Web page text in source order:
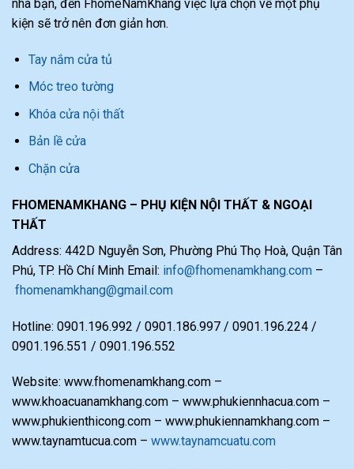
nhà bạn, đến FhomeNamKhang việc lựa chọn về một phụ
kiện sẽ trở nên đơn giản hơn.
Tay nắm cửa tủ
Móc treo tường
Khóa cửa nội thất
Bản lề cửa
Chặn cửa
FHOMENAMKHANG – PHỤ KIỆN NỘI THẤT & NGOẠI
THẤT
Address: 442D Nguyễn Sơn, Phường Phú Thọ Hoà, Quận Tân
Phú, TP. Hồ Chí Minh Email: info@fhomenamkhang.com –
fhomenamkhang@gmail.com
Hotline: 0901.196.992 / 0901.186.997 / 0901.196.224 /
0901.196.551 / 0901.196.552
Website: www.fhomenamkhang.com –
www.khoacuanamkhang.com – www.phukiennhacua.com –
www.phukienthicong.com – www.phukiennamkhang.com –
www.taynamtucua.com – www.taynamcuatu.com